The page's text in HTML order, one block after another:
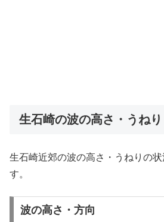
生石崎の波の高さ・うねり
生石崎近郊の波の高さ・うねりの
す。
波の高さ・方向